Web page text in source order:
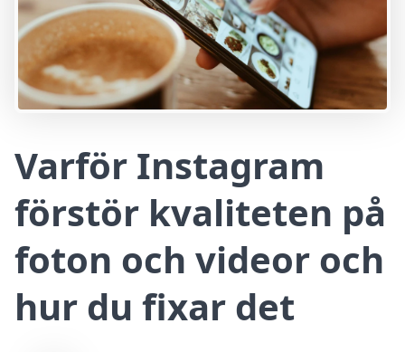
Varför Instagram
förstör kvaliteten på
foton och videor och
hur du fixar det